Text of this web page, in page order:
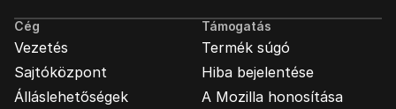
Cég
Vezetés
Sajtóközpont
Álláslehetőségek
Támogatás
Termék súgó
Hiba bejelentése
A Mozilla honosítása